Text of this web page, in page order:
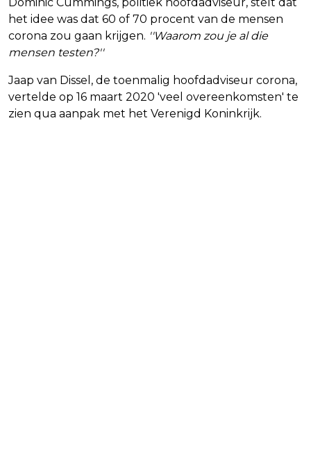
Dominic Cummings, politiek hoofdadviseur, stelt dat
het idee was dat 60 of 70 procent van de mensen
corona zou gaan krijgen. ''Waarom zou je al die
mensen testen?''
Jaap van Dissel, de toenmalig hoofdadviseur corona,
vertelde op 16 maart 2020 'veel overeenkomsten' te
zien qua aanpak met het Verenigd Koninkrijk.